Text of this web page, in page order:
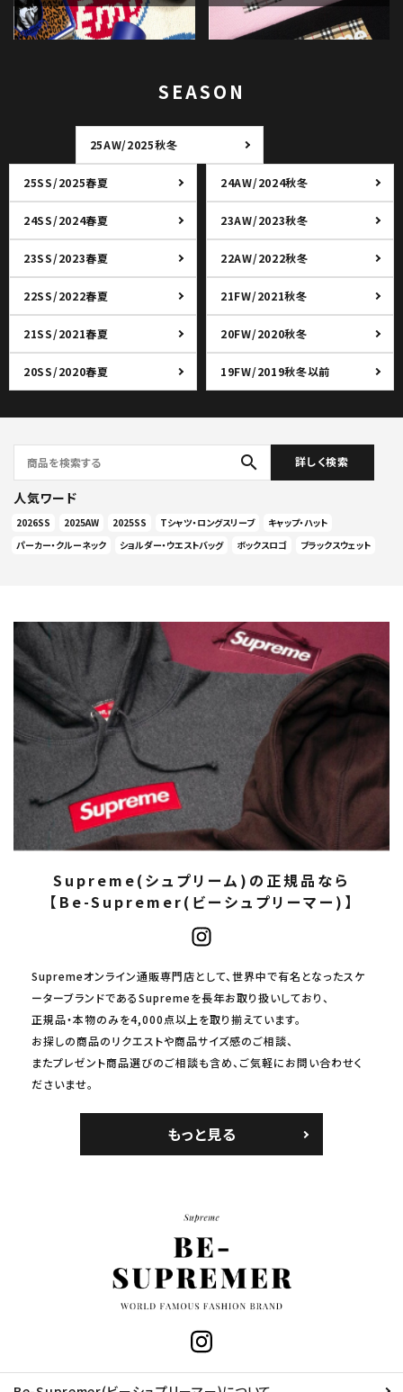
SEASON
25AW/2025秋冬
25SS/2025春夏 24AW/2024秋冬
24SS/2024春夏 23AW/2023秋冬
23SS/2023春夏 22AW/2022秋冬
22SS/2022春夏 21FW/2021秋冬
21SS/2021春夏 20FW/2020秋冬
20SS/2020春夏 19FW/2019秋冬以前
search 詳しく検索
人気ワード
2026SS 2025AW 2025SS Tシャツ・ロングスリーブ
キャップ・ハット
パーカー・クルーネック
ショルダー・ウエストバッグ ボックスロゴ ブラックスウェット
Supreme(シュプリーム)の正規品なら
【Be-Supremer(ビーシュプリーマー)】
Supremeオンライン通販専門店として、世界中で有名となったスケ
ーターブランドであるSupremeを長年お取り扱いしており、
正規品・本物のみを4,000点以上を取り揃えています。
お探しの商品のリクエストや商品サイズ感のご相談、
またプレゼント商品選びのご相談も含め、ご気軽にお問い合わせく
ださいませ。
もっと見る